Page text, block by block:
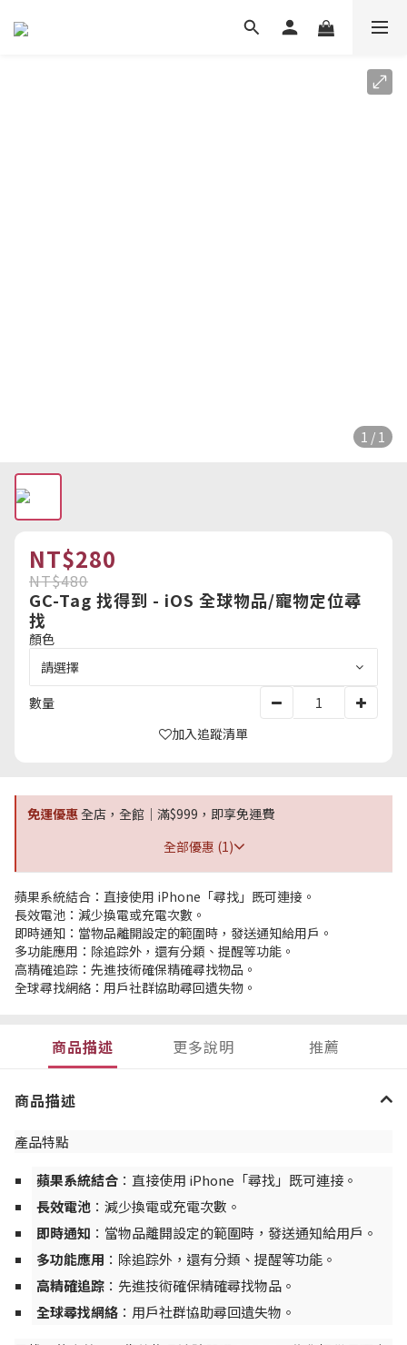
1 / 1
NT$280
NT$480
GC-Tag 找得到 - iOS 全球物品/寵物定位尋
找
顏色
數量
加入追蹤清單
免運優惠全店，全館｜滿$999，即享免運費
全部優惠 (1)
蘋果系統結合：直接使用 iPhone「尋找」既可連接。
長效電池：減少換電或充電次數。
即時通知：當物品離開設定的範圍時，發送通知給用戶。
多功能應用：除追踪外，還有分類、提醒等功能。
高精確追踪：先進技術確保精確尋找物品。
全球尋找網絡：用戶社群協助尋回遺失物。
商品描述 更多說明 推薦
商品描述
產品特點
蘋果系統結合：直接使用 iPhone「尋找」既可連接。
長效電池：減少換電或充電次數。
即時通知 ：當物品離開設定的範圍時，發送通知給用戶。
多功能應用 ：除追踪外，還有分類、提醒等功能。
高精確追踪：先進技術確保精確尋找物品。
全球尋找網絡：用戶社群協助尋回遺失物。